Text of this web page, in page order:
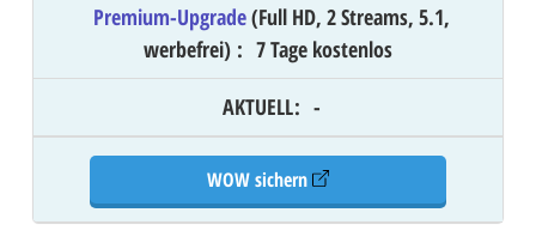
Premium-Upgrade(Full HD, 2 Streams, 5.1,
werbefrei) : 7 Tage kostenlos
AKTUELL: -
WOW sichern